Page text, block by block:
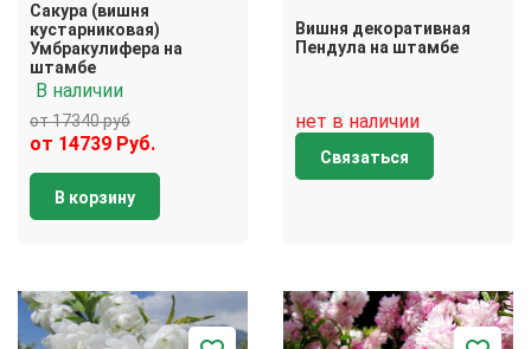
Сакура (вишня
кустарниковая)
Умбракулифера на
штамбе
В наличии
от 17340 руб
от 14739 Руб.
В корзину
Вишня декоративная
Пендула на штамбе
нет в наличии
Связаться